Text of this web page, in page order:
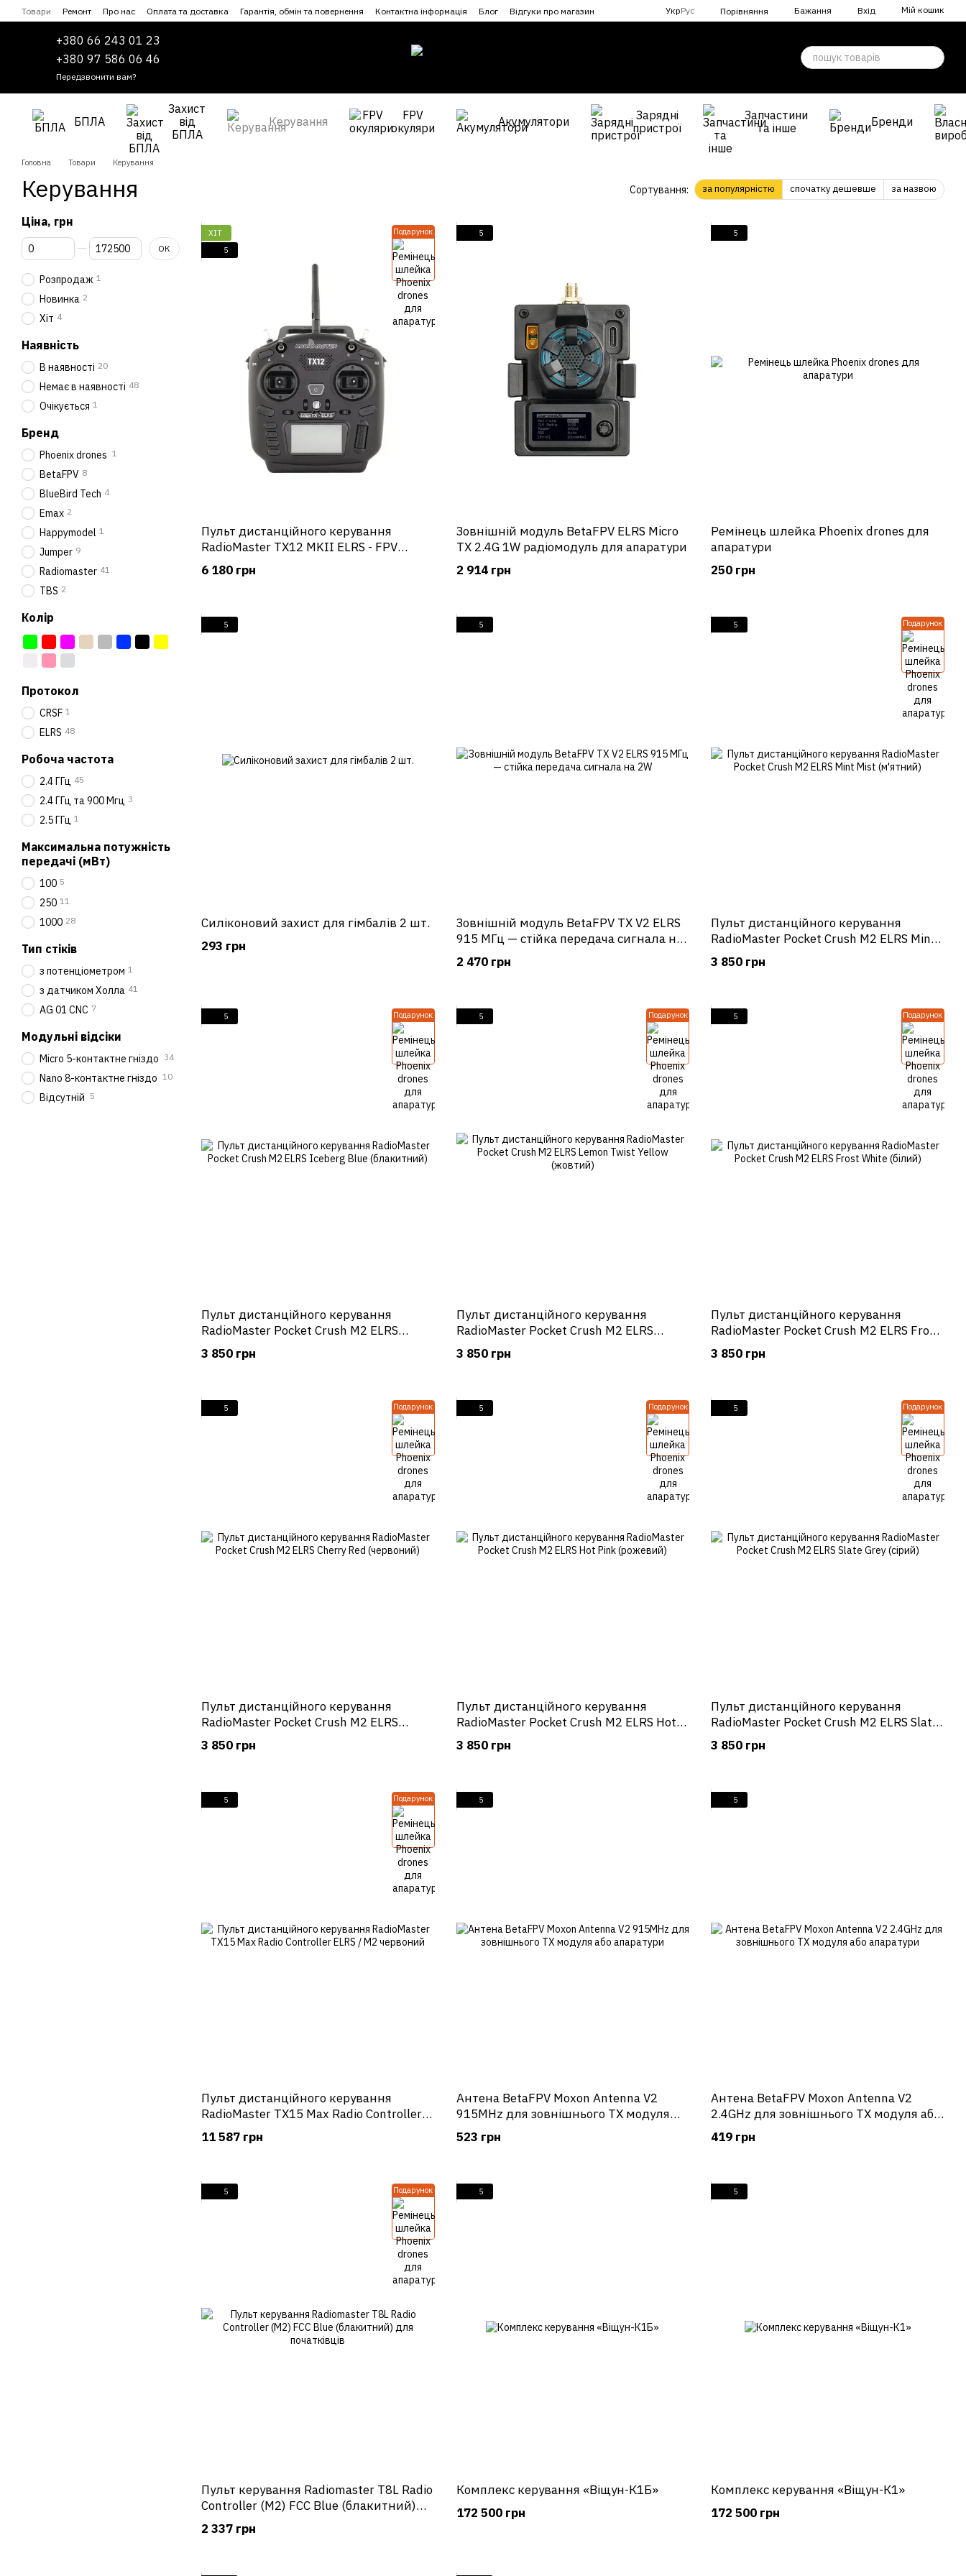
Перейти до основного контенту
Товари Ремонт Про нас Оплата та доставка Гарантія, обмін та повернення Контактна інформація Блог
Відгуки про магазин
Співпраця
Угода користувача
УкрРус Порівняння Бажання Вхід Мій кошик
+380 66 243 01 23
+380 97 586 06 46
Передзвонити вам?
БПЛА
Захист
від
БПЛА
Керування
FPV
окуляри
Акумулятори
Зарядні
пристрої
Запчастини
та інше
Бренди
Головна Товари Керування
Керування Сортування: за популярністю спочатку дешевше за назвою
Подарунок
ХІТ
5
Пульт дистанційного керування
RadioMaster TX12 MKII ELRS - FPV
радіоапаратура
6 180 грн
5
Зовнішній модуль BetaFPV ELRS Micro
TX 2.4G 1W радіомодуль для апаратури
2 914 грн
5
Ремінець шлейка Phoenix drones для
апаратури
250 грн
5
Силіконовий захист для гімбалів 2 шт.
293 грн
5
Зовнішній модуль BetaFPV TX V2 ELRS
915 МГц — стійка передача сигнала на
2W
2 470 грн
Подарунок
5
Пульт дистанційного керування
RadioMaster Pocket Crush M2 ELRS Mint
Mist (м'ятний)
3 850 грн
Подарунок
5
Пульт дистанційного керування
RadioMaster Pocket Crush M2 ELRS
Iceberg Blue (блакитний)
3 850 грн
Подарунок
5
Пульт дистанційного керування
RadioMaster Pocket Crush M2 ELRS
Lemon Twist Yellow (жовтий)
3 850 грн
Подарунок
5
Пульт дистанційного керування
RadioMaster Pocket Crush M2 ELRS Frost
White (білий)
3 850 грн
Подарунок
5
Пульт дистанційного керування
RadioMaster Pocket Crush M2 ELRS
Cherry Red (червоний)
3 850 грн
Подарунок
5
Пульт дистанційного керування
RadioMaster Pocket Crush M2 ELRS Hot
Pink (рожевий)
3 850 грн
Подарунок
5
Пульт дистанційного керування
RadioMaster Pocket Crush M2 ELRS Slate
Grey (cірий)
3 850 грн
Подарунок
5
Пульт дистанційного керування
RadioMaster TX15 Max Radio Controller
ELRS / M2 червоний
11 587 грн
5
Антена BetaFPV Moxon Antenna V2
915MHz для зовнішнього TX модуля
або апаратури
523 грн
5
Антена BetaFPV Moxon Antenna V2
2.4GHz для зовнішнього TX модуля або
апаратури
419 грн
Подарунок
5
Пульт керування Radiomaster T8L Radio
Controller (M2) FCC Blue (блакитний)
для початківців
2 337 грн
5
Комплекс керування «Віщун-К1Б»
172 500 грн
5
Комплекс керування «Віщун-К1»
172 500 грн
Ціна, грн
Від Ціна, грн
До Ціна, грн ОК
Розпродаж 1
Новинка 2
Хіт 4
Наявність
В наявності 20
Немає в наявності 48
Очікується 1
Бренд
Phoenix drones 1
BetaFPV 8
BlueBird Tech 4
Emax 2
Happymodel 1
Jumper 9
Radiomaster 41
TBS 2
Колір
Протокол
CRSF 1
ELRS 48
Робоча частота
2.4 ГГц 45
2.4 ГГц та 900 Мгц 3
2.5 ГГц 1
Максимальна потужність
передачі (мВт)
100 5
250 11
1000 28
Тип стіків
з потенціометром 1
з датчиком Холла 41
AG 01 CNC 7
Модульні відсіки
Micro 5-контактне гніздо 34
Nano 8-контактне гніздо 10
Відсутній 5